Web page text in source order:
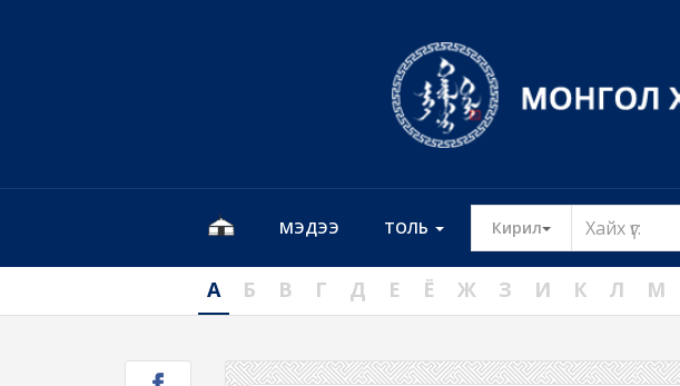
МЭДЭЭ ТОЛЬ Кирил Toggle Dropdown
А Б В Г Д Е Ё Ж З И К Л М